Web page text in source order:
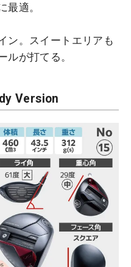
最適。
ン。スイートエリアも
ルが打てる。
Version